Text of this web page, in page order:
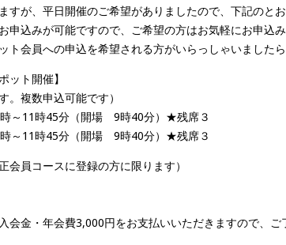
すが、平日開催のご希望がありましたので、下記のと
申込みが可能ですので、ご希望の方はお気軽にお申込み
ト会員への申込を希望される方がいらっしゃいました
ット開催】
複数申込可能です）
～11時45分（開場 9時40分）★残席３
～11時45分（開場 9時40分）★残席３
員コースに登録の方に限ります）
会金・年会費3,000円をお支払いいただきますので、ご